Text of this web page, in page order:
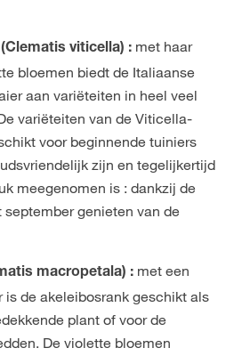
viticella) : met haar
bloemen biedt de Italiaanse
aan variëteiten in heel veel
variëteiten van de Viticella-
voor beginnende tuiniers
zijn en tegelijkertijd
meegenomen is : dankzij de
genieten van de
macropetala) : met een
de akeleibosrank geschikt als
plant of voor de
De violette bloemen